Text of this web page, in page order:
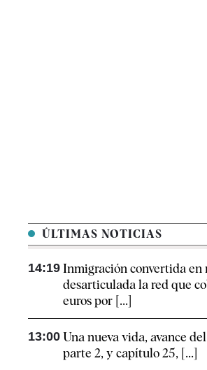
ÚLTIMAS NOTICIAS
14:19 Inmigración convertida en
desarticulada la red que
euros por [...]
13:00 Una nueva vida, avance
parte 2, y capítulo 25, [...]